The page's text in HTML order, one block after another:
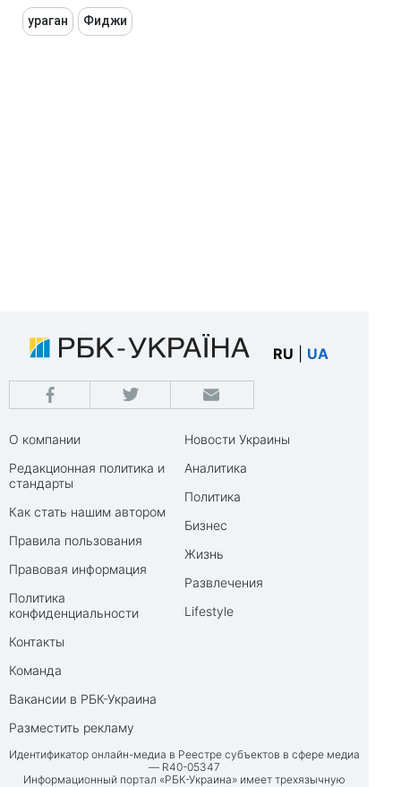
ураган Фиджи
RU UA
О компании
Редакционная политика и
стандарты
Как стать нашим автором
Правила пользования
Правовая информация
Политика
конфиденциальности
Контакты
Команда
Вакансии в РБК-Украина
Разместить рекламу
Новости Украины
Аналитика
Политика
Бизнес
Жизнь
Развлечения
Lifestyle
Идентификатор онлайн-медиа в Реестре субъектов в сфере медиа
— R40-05347
Информационный портал «РБК-Украина» имеет трехязычную